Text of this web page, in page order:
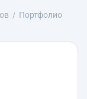
Портфолио